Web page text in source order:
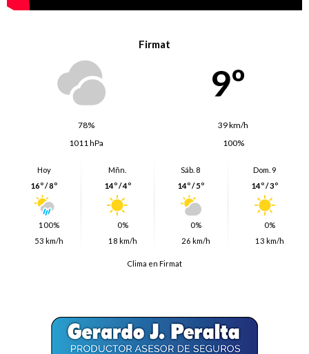
Firmat
9º
78%
39 km/h
1011 hPa
100%
Hoy
16º / 8º
100%
53 km/h
Mñn.
14º / 4º
0%
18 km/h
Sáb. 8
14º / 5º
0%
26 km/h
Dom. 9
14º / 3º
0%
13 km/h
Clima en Firmat